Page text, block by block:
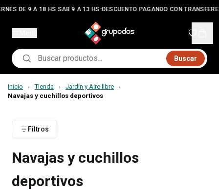
DE 9 A 18 HS SAB 9 A 13 HS•DESCUENTO PAGANDO CON
Buscar
Inicio › Tienda › Jardin y Aire libre ›
Navajas y cuchillos deportivos
Filtros
Navajas y cuchillos
deportivos